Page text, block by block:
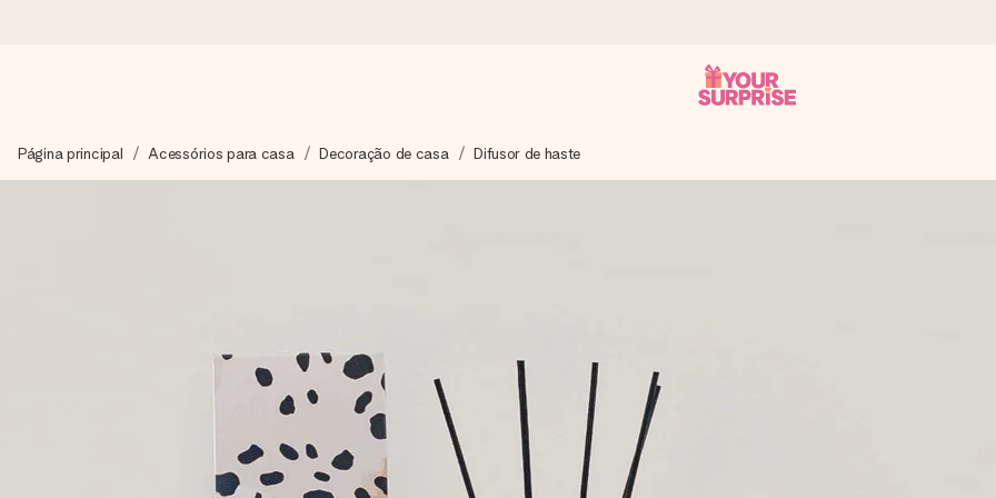
Preparamos o teu presente com toda a atenção e enviamos num instante - para que possas oferece-lo na hora certa, quando
Cartão com mensagem grátis
Cria algo único em apenas alguns passos - com o nome dela, uma foto ou uma mensagem que realmente toca o coração. Sem
Página principal Acessórios para casa Decoração de casa Difusor de haste